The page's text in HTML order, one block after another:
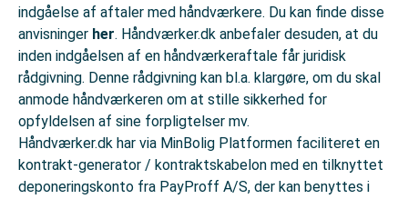
indgåelse af aftaler med håndværkere. Du kan finde disse
anvisninger her. Håndværker.dk anbefaler desuden, at du
inden indgåelsen af en håndværkeraftale får juridisk
rådgivning. Denne rådgivning kan bl.a. klargøre, om du skal
anmode håndværkeren om at stille sikkerhed for
opfyldelsen af sine forpligtelser mv.
Håndværker.dk har via MinBolig Platformen faciliteret en
kontrakt-generator / kontraktskabelon med en tilknyttet
deponeringskonto fra PayProff A/S, der kan benyttes i